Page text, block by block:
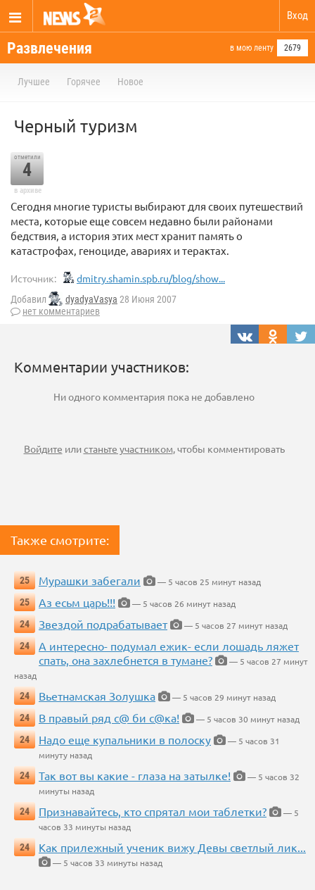
Вход
Развлечения в мою ленту 2679
Лучшее Горячее Новое
Черный туризм
отметили
4
в архиве
Сегодня многие туристы выбирают для своих путешествий
места, которые еще совсем недавно были районами
бедствия, а история этих мест хранит память о
катастрофах, геноциде, авариях и терактах.
Источник: dmitry.shamin.spb.ru/blog/show...
Добавил dyadyaVasya 28 Июня 2007
нет комментариев
Комментарии участников:
Ни одного комментария пока не добавлено
Войдите илистаньте участником, чтобы комментировать
Также смотрите:
25 Мурашки забегали
— 5 часов 25 минут назад
25
Аз есьм царь!!!
— 5 часов 26 минут назад
24
Звездой подрабатывает
— 5 часов 27 минут назад
24
А интересно- подумал ежик- если лошадь ляжет
спать, она захлебнется в тумане?
— 5 часов 27 минут
назад
24
Вьетнамская Золушка
— 5 часов 29 минут назад
24
В правый ряд с@ би с@ка!
— 5 часов 30 минут назад
24
Надо еще купальники в полоску
— 5 часов 31
минуту назад
24
Так вот вы какие - глаза на затылке!
— 5 часов 32
минуты назад
24
Признавайтесь, кто спрятал мои таблетки?
— 5
часов 33 минуты назад
24
Как прилежный ученик вижу Девы светлый лик...
— 5 часов 33 минуты назад